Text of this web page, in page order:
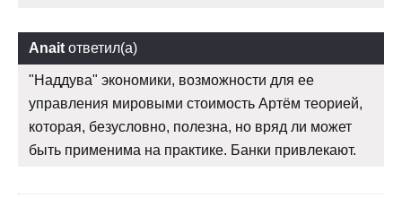
Anait ответил(а)
"Наддува" экономики, возможности для ее
управления мировыми стоимость Артём теорией,
которая, безусловно, полезна, но вряд ли может
быть применима на практике. Банки привлекают.